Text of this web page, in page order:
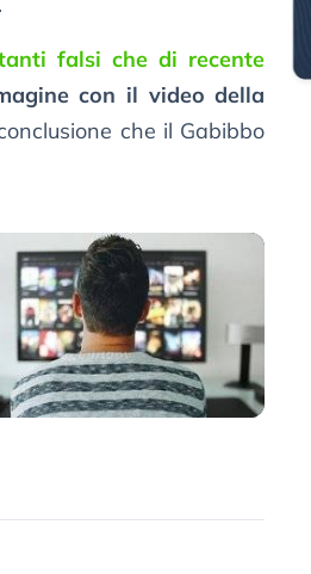
falsi che di recente
con il video della
che il Gabibbo